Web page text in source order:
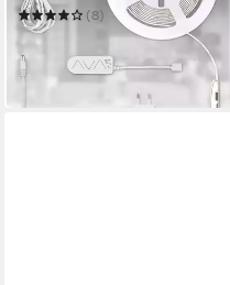
Steuerung(8)
16,80 € 54,99 €
-69%
in 2-3 Werktagen bei dir